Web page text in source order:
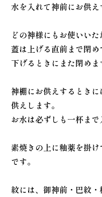
水を入れて神前にお供え
どの神様にもお使いいた
蓋は上げる直前まで閉め
下げるときにまた閉めま
神棚にお供えするとき
供えします。
お水は必ずしも一杯まで
素焼きの上に釉薬を掛
です。
紋には、御神前・巴紋